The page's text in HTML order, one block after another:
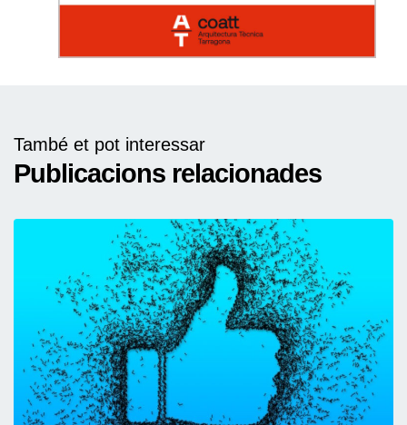
També et pot interessar
Publicacions relacionades